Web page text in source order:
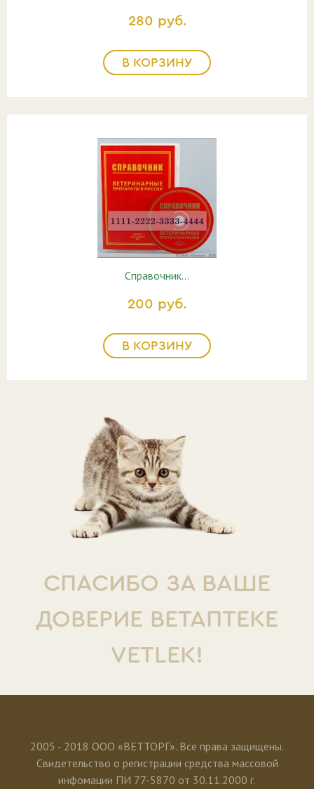
280 руб.
В КОРЗИНУ
Справочник…
200 руб.
В КОРЗИНУ
СПАСИБО ЗА ВАШЕ
ДОВЕРИЕ ВЕТАПТЕКЕ
VETLEK!
2005 - 2018 ООО «ВЕТТОРГ». Все права защищены.
Свидетельство о регистрации средства массовой
инфомации ПИ 77-5870 от 30.11.2000 г.